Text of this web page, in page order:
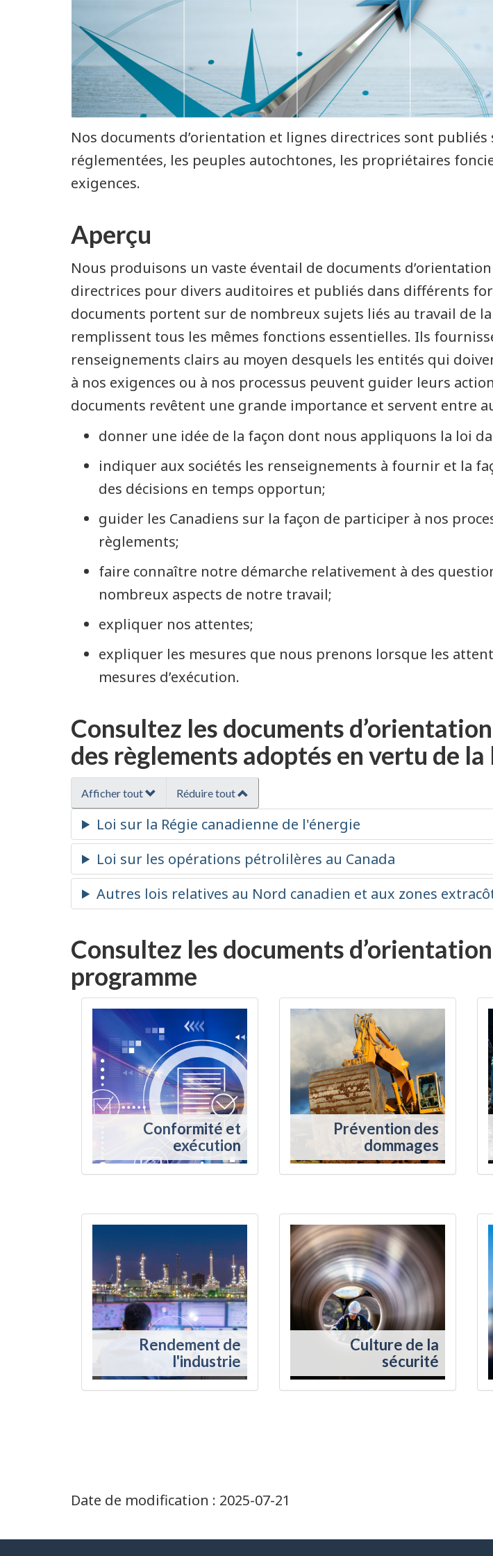
Nos documents d’orientation et lignes directrices sont
réglementées, les peuples autochtones, les propriétaires
exigences.
Aperçu
Nous produisons un vaste éventail de documents
directrices pour divers auditoires et publiés dans différents
documents portent sur de nombreux sujets liés au travail de la
remplissent tous les mêmes fonctions essentielles. Ils
renseignements clairs au moyen desquels les entités qui
à nos exigences ou à nos processus peuvent guider leurs
documents revêtent une grande importance et servent entre
donner une idée de la façon dont nous appliquons la loi
indiquer aux sociétés les renseignements à fournir et la
des décisions en temps opportun;
guider les Canadiens sur la façon de participer à nos
règlements;
faire connaître notre démarche relativement à des
nombreux aspects de notre travail;
expliquer nos attentes;
expliquer les mesures que nous prenons lorsque les
mesures d’exécution.
Consultez les documents
des règlements adoptés en vertu de
Afficher tout Réduire tout
Consultez les documents
programme
Conformité et
exécution
Prévention des
dommages
Rendement de
l'industrie
Culture de la
sécurité
Date de modification : 2025-07-21